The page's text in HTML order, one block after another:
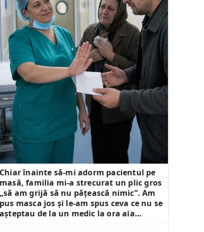
Chiar înainte să-mi adorm pacientul pe
masă, familia mi-a strecurat un plic gros
„să am grijă să nu pățească nimic”. Am
pus masca jos și le-am spus ceva ce nu se
așteptau de la un medic la ora aia…